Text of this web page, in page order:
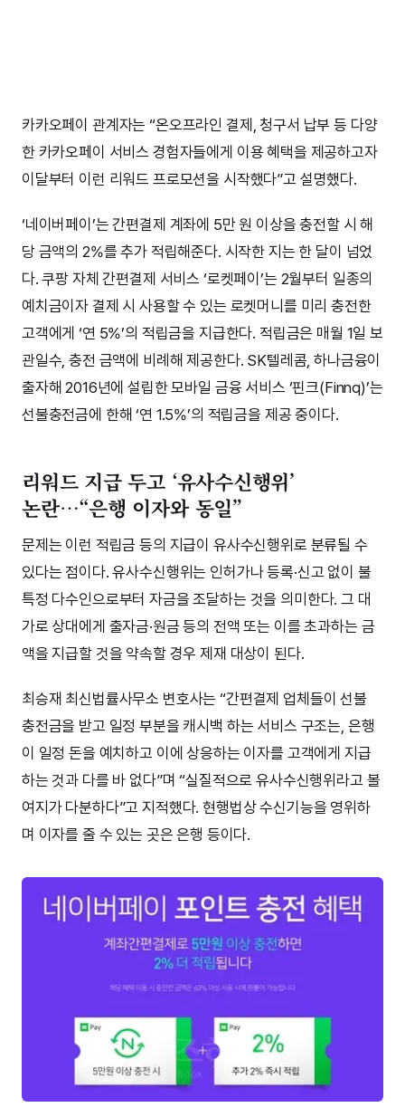
카카오페이 관계자는 “온오프라인 결제, 청구서 납부 등 다양
한 카카오페이 서비스 경험자들에게 이용 혜택을 제공하고자
이달부터 이런 리워드 프로모션을 시작했다”고 설명했다.
‘네이버페이’는 간편결제 계좌에 5만 원 이상을 충전할 시 해
당 금액의 2%를 추가 적립해준다. 시작한 지는 한 달이 넘었
다. 쿠팡 자체 간편결제 서비스 ‘로켓페이’는 2월부터 일종의
예치금이자 결제 시 사용할 수 있는 로켓머니를 미리 충전한
고객에게 ‘연 5%’의 적립금을 지급한다. 적립금은 매월 1일 보
관일수, 충전 금액에 비례해 제공한다. SK텔레콤, 하나금융이
출자해 2016년에 설립한 모바일 금융 서비스 ‘핀크(Finnq)’는
선불충전금에 한해 ‘연 1.5%’의 적립금을 제공 중이다.
리워드 지급 두고 ‘유사수신행위’
논란…“은행 이자와 동일”
문제는 이런 적립금 등의 지급이 유사수신행위로 분류될 수
있다는 점이다. 유사수신행위는 인허가나 등록·신고 없이 불
특정 다수인으로부터 자금을 조달하는 것을 의미한다. 그 대
가로 상대에게 출자금·원금 등의 전액 또는 이를 초과하는 금
액을 지급할 것을 약속할 경우 제재 대상이 된다.
최승재 최신법률사무소 변호사는 “간편결제 업체들이 선불
충전금을 받고 일정 부분을 캐시백 하는 서비스 구조는, 은행
이 일정 돈을 예치하고 이에 상응하는 이자를 고객에게 지급
하는 것과 다를 바 없다”며 “실질적으로 유사수신행위라고 볼
여지가 다분하다”고 지적했다. 현행법상 수신기능을 영위하
며 이자를 줄 수 있는 곳은 은행 등이다.